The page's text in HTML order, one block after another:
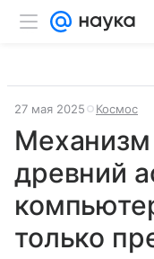
27 мая 2025 Космос
древний
только